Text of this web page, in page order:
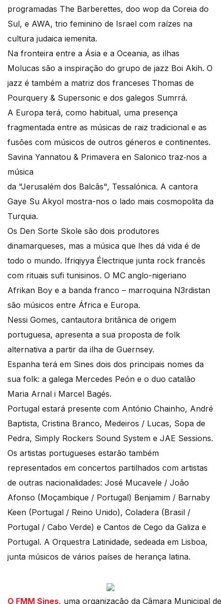
programadas The Barberettes, doo wop da Coreia do
Sul, e AWA, trio feminino de Israel com raízes na
cultura judaica iemenita.
Na fronteira entre a Ásia e a Oceania, as ilhas
Molucas são a inspiração do grupo de jazz Boi Akih. O
jazz é também a matriz dos franceses Thomas de
Pourquery & Supersonic e dos galegos Sumrrá.
A Europa terá, como habitual, uma presença
fragmentada entre as músicas de raiz tradicional e as
fusões com músicos de outros géneros e continentes.
Savina Yannatou & Primavera en Salonico traz‐nos a
música
da "Jerusalém dos Balcãs", Tessalónica. A cantora
Gaye Su Akyol mostra-nos o lado mais cosmopolita da
Turquia.
Os Den Sorte Skole são dois produtores
dinamarqueses, mas a música que lhes dá vida é de
todo o mundo. Ifriqiyya Électrique junta rock francês
com rituais sufi tunisinos. O MC anglo-nigeriano
Afrikan Boy e a banda franco – marroquina N3rdistan
são músicos entre África e Europa.
Nessi Gomes, cantautora britânica de origem
portuguesa, apresenta a sua proposta de folk
alternativa a partir da ilha de Guernsey.
Espanha terá em Sines dois dos principais nomes da
sua folk: a galega Mercedes Peón e o duo catalão
Maria Arnal i Marcel Bagés.
Portugal estará presente com António Chainho, André
Baptista, Cristina Branco, Medeiros / Lucas, Sopa de
Pedra, Simply Rockers Sound System e JAE Sessions.
Os artistas portugueses estarão também
representados em concertos partilhados com artistas
de outras nacionalidades: José Mucavele / João
Afonso (Moçambique / Portugal) Benjamim / Barnaby
Keen (Portugal / Reino Unido), Coladera (Brasil /
Portugal / Cabo Verde) e Cantos de Cego da Galiza e
Portugal. A Orquestra Latinidade, sedeada em Lisboa,
junta músicos de vários países de herança latina.
O FMM Sines, uma organização da Câmara Municipal